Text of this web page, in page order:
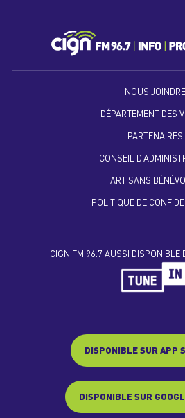
NOUS JOINDRE
DÉPARTEMENT DES
PARTENAIRES
CONSEIL
ARTISANS
POLITIQUE DE
CIGN FM 96.7 AUSSI DISPONIBLE
DISPONIBLE SUR APP
DISPONIBLE SUR